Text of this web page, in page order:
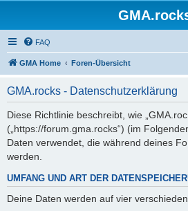
FAQ
GMA Home Foren-Übersicht
GMA.rocks - Datenschutzerklärung
Diese Richtlinie beschreibt, wie
(„https://forum.gma.rocks“) (im
Daten verwendet, die während deines
werden.
UMFANG UND ART DER
Deine Daten werden auf vier